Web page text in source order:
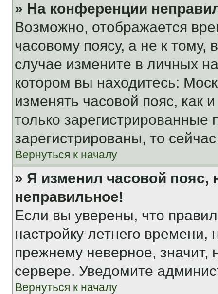
» На конференции
Возможно, отображается
часовому поясу, а не к тому,
случае измените в личных
котором вы находитесь:
изменять часовой пояс, как
только
зарегистрированы, то
Вернуться к началу
» Я изменил часовой пояс,
неправильное!
Если вы уверены, что
настройку летнего
прежнему неверное, значит,
сервере. Уведомите
Вернуться к началу